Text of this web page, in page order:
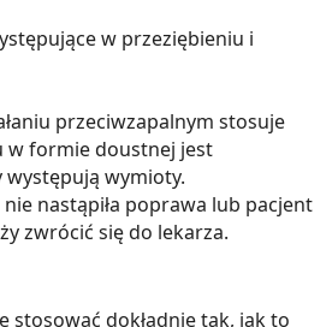
w przeziębieniu i
przeciwzapalnym stosuje
w formie doustnej jest
występują wymioty.
nie nastąpiła poprawa lub pacjent
zwrócić się do lekarza.
stosować dokładnie tak, jak to